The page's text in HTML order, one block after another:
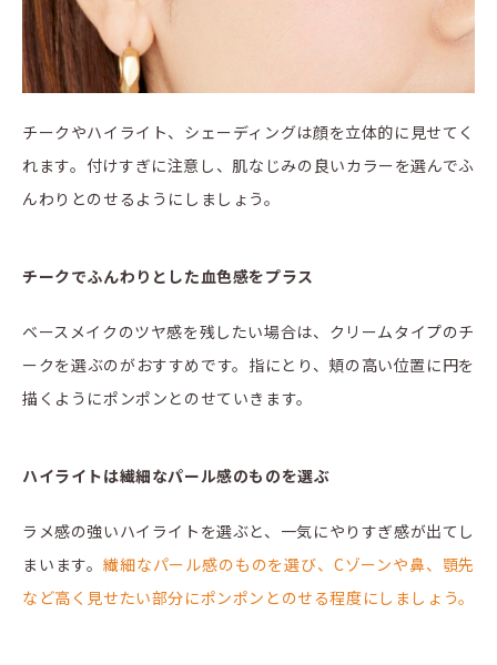
チークやハイライト、シェーディングは顔を立体的に見せてく
れます。付けすぎに注意し、肌なじみの良いカラーを選んでふ
んわりとのせるようにしましょう。
チークでふんわりとした血色感をプラス
ベースメイクのツヤ感を残したい場合は、クリームタイプのチ
ークを選ぶのがおすすめです。指にとり、頬の高い位置に円を
描くようにポンポンとのせていきます。
ハイライトは繊細なパール感のものを選ぶ
ラメ感の強いハイライトを選ぶと、一気にやりすぎ感が出てし
まいます。繊細なパール感のものを選び、Cゾーンや鼻、顎先
など高く見せたい部分にポンポンとのせる程度にしましょう。